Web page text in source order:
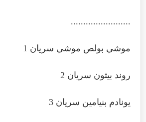
........................
موشي بولص موشي سريان 1
روند بيثون سريان 2
يونادم بنيامين سريان 3